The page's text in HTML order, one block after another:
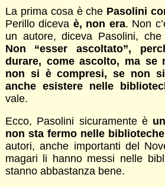
La prima cosa è che Pasolini
Perillo diceva è, non era. Non
un autore, diceva Pasolini,
Non “esser ascoltato”,
durare, come ascolto, ma
non si è compresi, se non
anche esistere nelle
vale.
Ecco, Pasolini sicuramente è
non sta fermo nelle biblioteche
autori, anche importanti del
magari li hanno messi nelle
stanno abbastanza bene.